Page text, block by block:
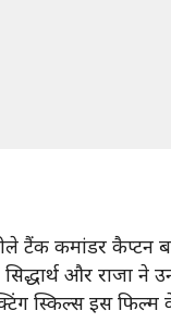
कमांडर कैप्टन
और राजा ने
स्किल्स इस